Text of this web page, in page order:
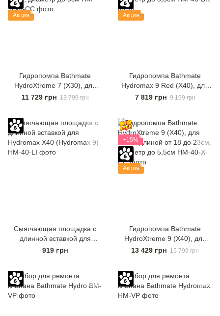
Акция
Гидропомпа Bathmate
HydroXtreme 7 (X30), для
члена длиной от 12,5 до
11 729 грн 13 799 грн
Акция
Гидропомпа Bathmate
Hydromax 9 Red (X40), для
члена длиной от 18 до 23см,
7 819 грн 9 199 грн
Смягчающая площадка с
длинной вставкой для
Hydromax X40 (Hydromax 9)
919 грн
−15%
Акция
Гидропомпа Bathmate
HydroXtreme 9 (X40), для
члена длиной от 18 до 23см,
13 429 грн 15 799 грн